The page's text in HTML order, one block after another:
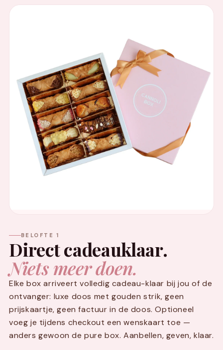
BELOFTE 1
Direct cadeauklaar.
Niets meer doen.
Elke box arriveert volledig cadeau-klaar bij jou of de
ontvanger: luxe doos met gouden strik, geen
prijskaartje, geen factuur in de doos. Optioneel
voeg je tijdens checkout een wenskaart toe —
anders gewoon de pure box. Aanbellen, geven, klaar.